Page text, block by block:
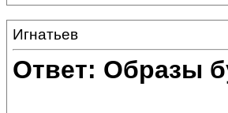
Игнатьев
Ответ: Образы